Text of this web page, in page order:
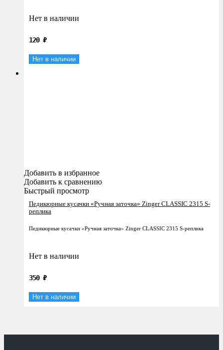
Нет в наличии
120 ₽
Нет в наличии
Добавить в избранное
Добавить к сравнению
Быстрый просмотр
Педикюрные кусачки «Ручная заточка» Zinger CLASSIC 2315 S-
реплика
Педикюрные кусачки «Ручная заточка» Zinger CLASSIC 2315 S-реплика
Нет в наличии
350 ₽
Нет в наличии